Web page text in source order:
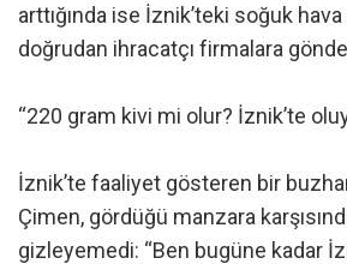
arttığında ise İznik’teki soğuk
doğrudan ihracatçı firmalara
“220 gram kivi mi olur? İznik’te
İznik’te faaliyet gösteren bir
Çimen, gördüğü manzara karşısında
gizleyemedi: “Ben bugüne kadar